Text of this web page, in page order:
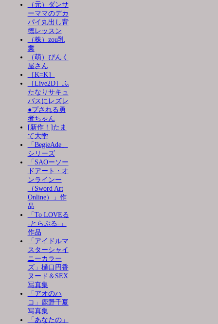
（元）ダンサ
ーママのデカ
パイ丸出し背
徳レッスン
（株）zou乳
業
（萌）ぴんく
屋さん
［K=K］
［Live2D］ふ
たなりサキュ
バスにレズレ
●プされる勇
者ちゃん
[新作！]たま
て大学
「BegieAde」
シリーズ
「SAOーソー
ドアート・オ
ンラインー
（Sword Art
Online）」作
品
「To LOVEる
-とらぶる-」
作品
「アイドルマ
スターシャイ
ニーカラー
ズ」樋口円香
ヌード＆SEX
写真集
「アオのハ
コ」鹿野千夏
写真集
「あなたの」